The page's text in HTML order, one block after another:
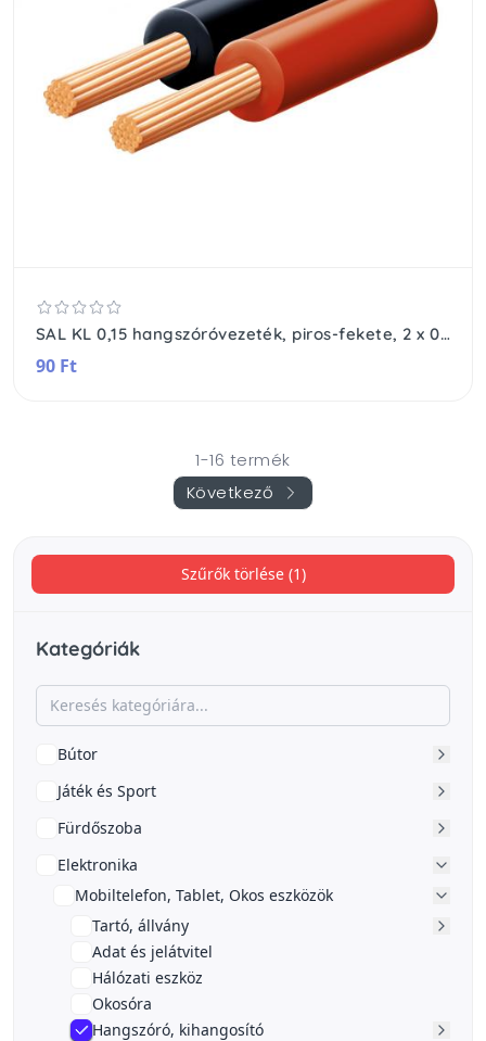
Szűrők törlése (1)
Kategóriák
Bútor
Játék és Sport
Fürdőszoba
Elektronika
Mobiltelefon, Tablet, Okos eszközök
Tartó, állvány
Adat és jelátvitel
Hálózati eszköz
Okosóra
Hangszóró, kihangosító
SAL KL 0,15 hangszóróvezeték, piros-fekete, 2 x 0,15 mm2, 0,1 mm elemi szál, 100 m/ tekercs
90 Ft
1-16 termék
Következő